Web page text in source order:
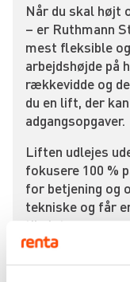
Når du skal højt
– er Ruthmann
mest fleksible
arbejdshøjde på
rækkevidde og
du en lift, der
adgangsopgaver.
Liften udlejes
fokusere 100 %
for betjening og
tekniske og får
til slut.
T 570 HF er